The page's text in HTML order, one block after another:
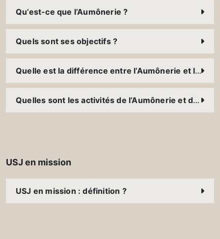
Qu’est-ce que l’Aumônerie ?
Quels sont ses objectifs ?
Quelle est la différence entre l’Aumônerie et la Pastorale ?
Quelles sont les activités de l’Aumônerie et de la Pastorale USJ ?
USJ en mission
USJ en mission : définition ?